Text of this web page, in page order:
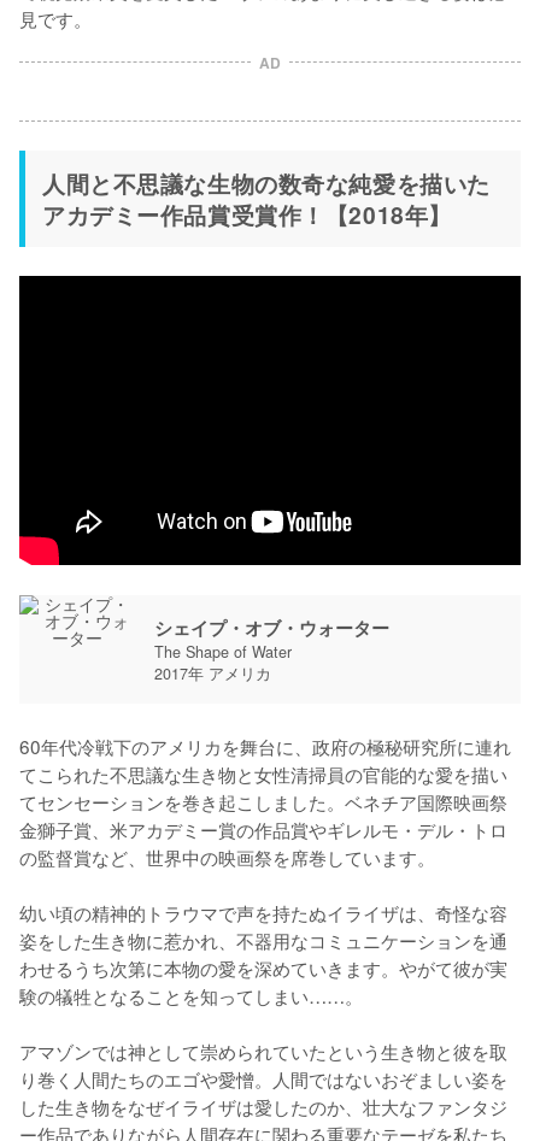
AD
人間と不思議な生物の数奇な純愛を描いた
アカデミー作品賞受賞作！【2018年】
シェイプ・オブ・ウォーター
The Shape of Water
2017年 アメリカ
60年代冷戦下のアメリカを舞台に、政府の極秘研究所に連れ
てこられた不思議な生き物と女性清掃員の官能的な愛を描い
てセンセーションを巻き起こしました。ベネチア国際映画祭
金獅子賞、米アカデミー賞の作品賞やギレルモ・デル・トロ
の監督賞など、世界中の映画祭を席巻しています。
幼い頃の精神的トラウマで声を持たぬイライザは、奇怪な容
姿をした生き物に惹かれ、不器用なコミュニケーションを通
わせるうち次第に本物の愛を深めていきます。やがて彼が実
験の犠牲となることを知ってしまい……。
アマゾンでは神として崇められていたという生き物と彼を取
り巻く人間たちのエゴや愛憎。人間ではないおぞましい姿を
した生き物をなぜイライザは愛したのか、壮大なファンタジ
ー作品でありながら人間存在に関わる重要なテーゼを私たち